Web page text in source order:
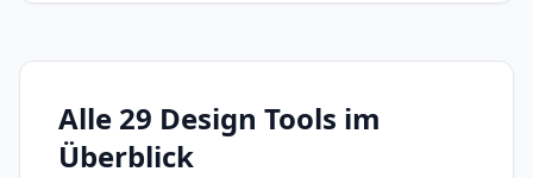
Alle 29 Design Tools im
Überblick